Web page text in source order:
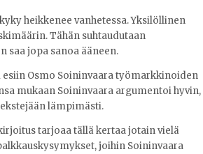
heikkenee vanhetessa. Yksilöllinen
Tähän suhtaudutaan
saa jopa sanoa ääneen.
Osmo Soininvaara työmarkkinoiden
mukaan Soininvaara argumentoi hyvin,
lämpimästi.
tarjoaa tällä kertaa jotain vielä
joihin Soininvaara